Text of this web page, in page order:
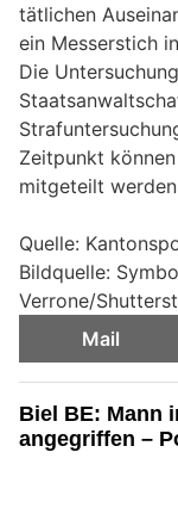
tätlichen
ein Messerstich
Die
Zeitpunkt
mitgeteilt
Quelle:
Bildquelle:
Verrone/
Mail
Biel BE: Mann
angegriffen –